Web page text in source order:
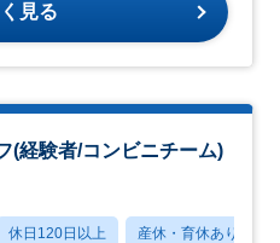
見る
(経験者/コンビニチーム)
休日120日以上 産休・育休あり